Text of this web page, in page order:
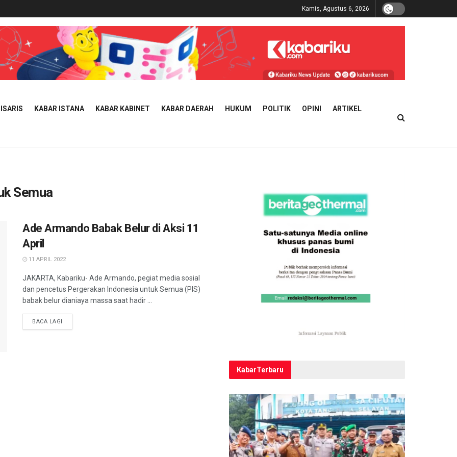
Kamis, Agustus 6, 2026
KABAR ISTANA KABAR KABINET KABAR DAERAH HUKUM POLITIK OPINI ARTIKEL
Semua
Ade Armando Babak Belur di Aksi 11
April
11 APRIL 2022
JAKARTA, Kabariku- Ade Armando, pegiat media sosial
dan pencetus Pergerakan Indonesia untuk Semua (PIS)
babak belur dianiaya massa saat hadir ...
BACA LAGI
KabarTerbaru